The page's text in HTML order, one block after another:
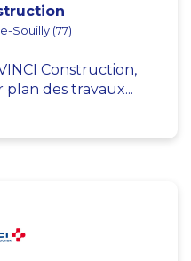
Souilly (77)
Construction,
des travaux...